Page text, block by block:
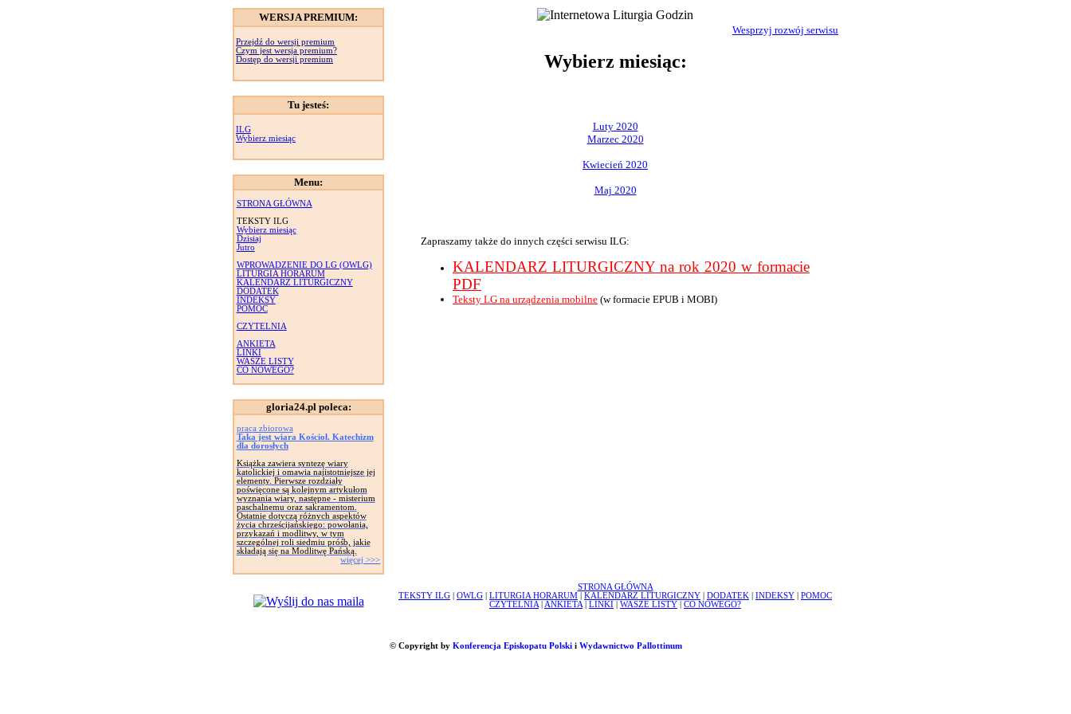
WERSJA PREMIUM:
Przejdź do wersji premium
Czym jest wersja premium?
Dostęp do wersji premium
Tu jesteś:
ILG
Wybierz miesiąc
Menu:
STRONA GŁÓWNA
TEKSTY ILG
Wybierz miesiąc
Dzisiaj
Jutro
WPROWADZENIE DO LG (OWLG)
LITURGIA HORARUM
KALENDARZ LITURGICZNY
DODATEK
INDEKSY
POMOC
CZYTELNIA
ANKIETA
LINKI
WASZE LISTY
CO NOWEGO?
gloria24.pl poleca:
praca zbiorowa
Taka jest wiara Kościoł. Katechizm
dla dorosłych
Książka zawiera syntezę wiary
katolickiej i omawia najistotniejsze jej
elementy. Pierwsze rozdziały
poświęcone są kolejnym artykułom
wyznania wiary, następne - misterium
paschalnemu oraz sakramentom.
Ostatnie dotyczą różnych aspektów
życia chrześcijańskiego: powołania,
przykazań i modlitwy, w tym
szczególnej roli siedmiu próśb, jakie
składają się na Modlitwę Pańską.
więcej >>>
Wesprzyj rozwój serwisu
Wybierz miesiąc:
Luty 2020
Marzec 2020
Kwiecień 2020
Maj 2020
Zapraszamy także do innych części serwisu ILG:
KALENDARZ LITURGICZNY na rok 2020 w formacie
PDF
Teksty LG na urządzenia mobilne (w formacie EPUB i MOBI)
STRONA GŁÓWNA
TEKSTY ILG
OWLG LITURGIA HORARUM KALENDARZ LITURGICZNY DODATEK INDEKSY
POMOC
CZYTELNIA
ANKIETA LINKI WASZE LISTY CO NOWEGO?
© Copyright by Konferencja Episkopatu Polskii Wydawnictwo Pallottinum